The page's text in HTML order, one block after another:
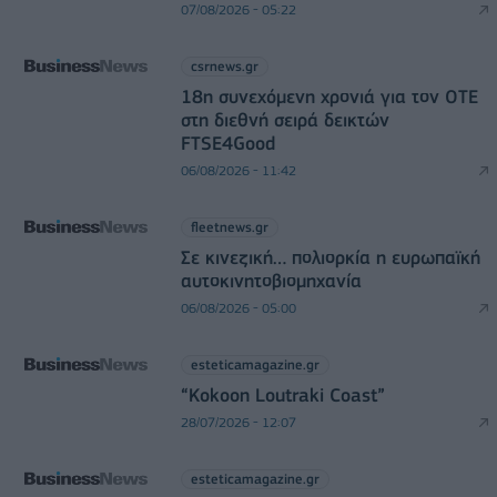
07/08/2026 - 05:22
csrnews.gr
18η συνεχόμενη χρονιά για τον ΟΤΕ
στη διεθνή σειρά δεικτών
FTSE4Good
06/08/2026 - 11:42
fleetnews.gr
Σε κινεζική… πολιορκία η ευρωπαϊκή
αυτοκινητοβιομηχανία
06/08/2026 - 05:00
esteticamagazine.gr
“Kokoon Loutraki Coast”
28/07/2026 - 12:07
esteticamagazine.gr